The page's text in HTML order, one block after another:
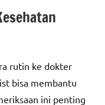
rutin ke dokter
bisa membantu
ini penting